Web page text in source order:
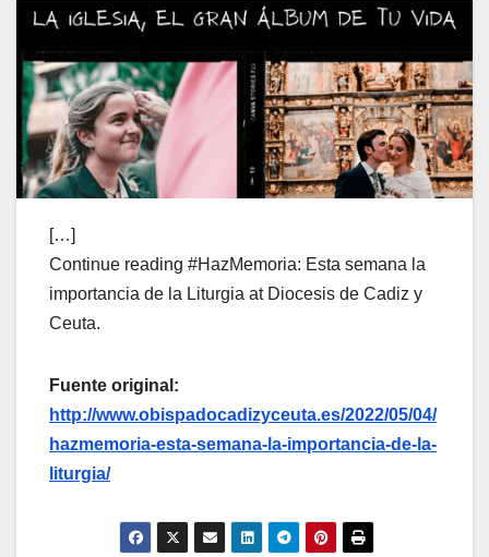
[…]
Continue reading #HazMemoria: Esta semana la
importancia de la Liturgia at Diocesis de Cadiz y
Ceuta.
Fuente original:
http://www.obispadocadizyceuta.es/2022/05/04/
hazmemoria-esta-semana-la-importancia-de-la-
liturgia/